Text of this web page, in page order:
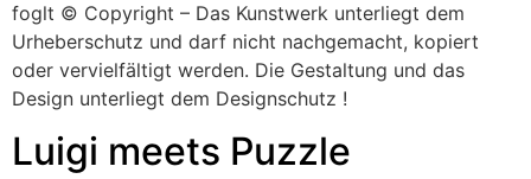
foglt © Copyright – Das Kunstwerk unterliegt dem
Urheberschutz und darf nicht nachgemacht, kopiert
oder vervielfältigt werden. Die Gestaltung und das
Design unterliegt dem Designschutz !
Luigi meets Puzzle